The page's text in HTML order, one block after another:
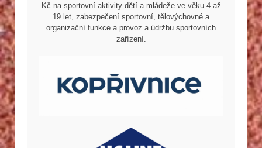
Kč na sportovní aktivity dětí a mládeže ve věku 4 až
19 let, zabezpečení sportovní, tělovýchovné a
organizační funkce a provoz a údržbu sportovních
zařízení.